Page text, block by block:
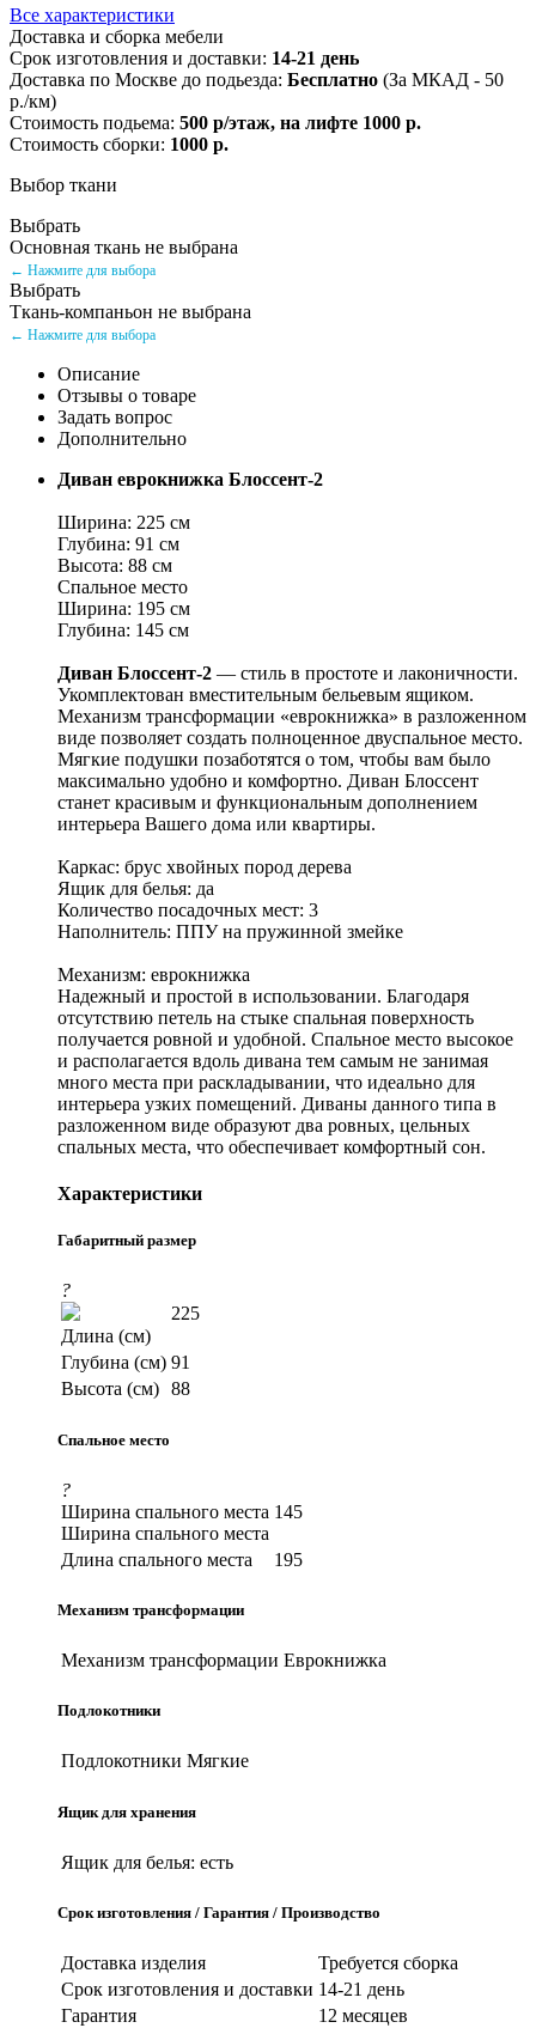
Все характеристики
Доставка и сборка мебели
Срок изготовления и доставки: 14-21 день
Доставка по Москве до подьезда: Бесплатно (За МКАД - 50
р./км)
Стоимость подьема: 500 р/этаж, на лифте 1000 р.
Стоимость сборки: 1000 р.
Выбор ткани
Выбрать
Основная ткань не выбрана
← Нажмите для выбора
Выбрать
Ткань-компаньон не выбрана
← Нажмите для выбора
Описание
Отзывы о товаре
Задать вопрос
Дополнительно
Диван еврокнижка Блоссент-2
Ширина: 225 см
Глубина: 91 см
Высота: 88 см
Спальное место
Ширина: 195 см
Глубина: 145 см
Диван Блоссент-2 — стиль в простоте и лаконичности.
Укомплектован вместительным бельевым ящиком.
Механизм трансформации «еврокнижка» в разложенном
виде позволяет создать полноценное двуспальное место.
Мягкие подушки позаботятся о том, чтобы вам было
максимально удобно и комфортно. Диван Блоссент
станет красивым и функциональным дополнением
интерьера Вашего дома или квартиры.
Каркас: брус хвойных пород дерева
Ящик для белья: да
Количество посадочных мест: 3
Наполнитель: ППУ на пружинной змейке
Механизм: еврокнижка
Надежный и простой в использовании. Благодаря
отсутствию петель на стыке спальная поверхность
получается ровной и удобной. Спальное место высокое
и располагается вдоль дивана тем самым не занимая
много места при раскладывании, что идеально для
интерьера узких помещений. Диваны данного типа в
разложенном виде образуют два ровных, цельных
спальных места, что обеспечивает комфортный сон.
Характеристики
Габаритный размер
?
Длина (см)
225
Глубина (см) 91
Высота (см) 88
Спальное место
?
Ширина спального места
Ширина спального места
145
Длина спального места 195
Механизм трансформации
Механизм трансформации Еврокнижка
Подлокотники
Подлокотники Мягкие
Ящик для хранения
Ящик для белья: есть
Срок изготовления / Гарантия / Производство
Доставка изделия
Требуется сборка
Срок изготовления и доставки 14-21 день
Гарантия
12 месяцев